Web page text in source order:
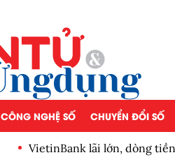
CÔNG NGHỆ SỐ CHUYỂN ĐỔI SỐ
VietinBank lãi lớn, dòng